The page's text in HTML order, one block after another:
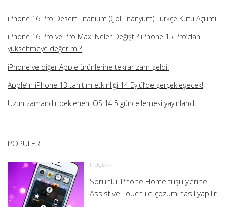
iPhone 16 Pro Desert Titanium (Çöl Titanyum) Türkçe Kutu Açılımı
iPhone 16 Pro ve Pro Max: Neler Değişti? iPhone 15 Pro’dan
yükseltmeye değer mi?
iPhone ve diğer Apple ürünlerine tekrar zam geldi!
Apple’ın iPhone 13 tanıtım etkinliği 14 Eylül’de gerçekleşecek!
Uzun zamandır beklenen iOS 14.5 güncellemesi yayınlandı
POPULER
İPUÇLARI
Sorunlu iPhone Home tuşu yerine
Assistive Touch ile çözüm nasıl yapılır